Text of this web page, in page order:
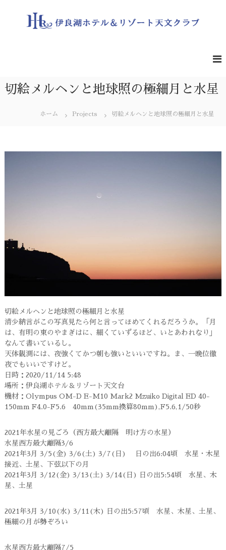
ッ テ
い
切絵メルヘンと地球照の極細月と水星
ホーム Projects 切絵メルヘンと地球照の極細月と水星
切絵メルヘンと地球照の極細月と水星
清少納言がこの写真見たら何と言ってほめてくれるだろうか。「月
は、有明の東のやまぎはに、細くていずるほど、いとあわれなり」
なんて書いているし。
天体観測には、夜強くてかつ朝も強いといいですね。ま、一晩位徹
夜でもいいですけど。
日時：2020/11/14 5:48
場所：伊良湖ホテル＆リゾート天文台
機材：Olympus OM-D E-M10 Mark2 Mzuiko Digital ED 40-
150mm F4.0-F5.6 40mm(35mm換算80mm),F5.6,1/50秒
2021年水星の見ごろ（西方最大離隔 明け方の水星）
水星西方最大離隔3/6
2021年3月 3/5(金) 3/6(土) 3/7(日) 日の出6:04頃 水星・木星
接近、土星、下弦以下の月
2021年3月 3/12(金) 3/13(土) 3/14(日) 日の出5:54頃 水星、木
星、土星
2021年3月 3/10(水) 3/11(木) 日の出5:57頃 水星、木星、土星、
極細の月が勢ぞろい
水星西方最大離隔7/5